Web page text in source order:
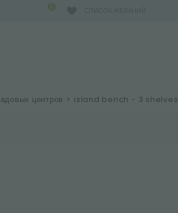
0
центров > island bench - 3 shelves